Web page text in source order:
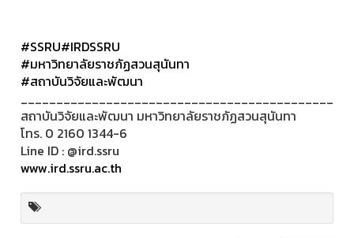
#SSRU#IRDSSRU
#มหาวิทยาลัยราชภัฏสวนสุนันทา
#สถาบันวิจัยและพัฒนา
____________________________________________
สถาบันวิจัยและพัฒนา มหาวิทยาลัยราชภัฏสวนสุนันทา
โทร. 0 2160 1344-6
Line ID : @ird.ssru
www.ird.ssru.ac.th